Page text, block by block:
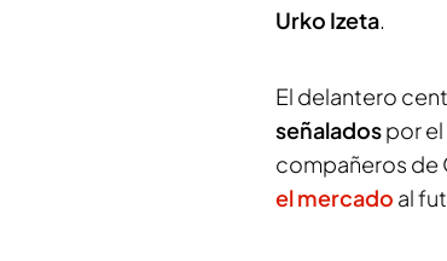
Urko Izeta.
El delantero
señaladospor
compañeros de
el mercado al